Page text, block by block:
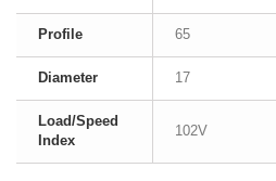
Profile 65
Diameter 17
Load/Speed
Index
102V